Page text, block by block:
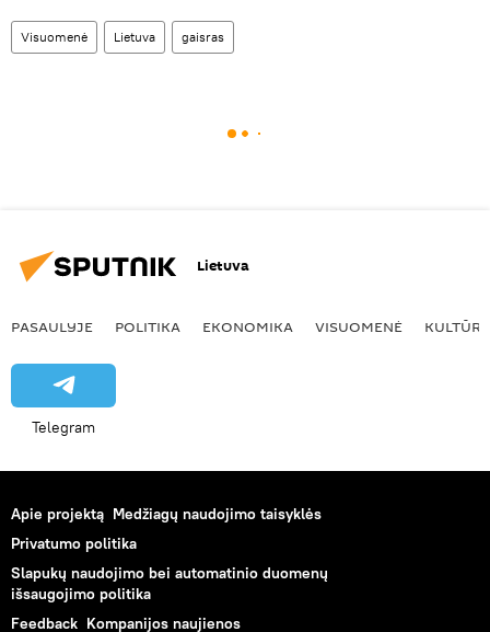
Visuomenė Lietuva gaisras
Lietuva
PASAULYJE POLITIKA EKONOMIKA VISUOMENĖ KULTŪRA
Telegram
Apie projektą Medžiagų naudojimo taisyklės
Privatumo politika
Slapukų naudojimo bei automatinio duomenų
išsaugojimo politika
Feedback Kompanijos naujienos